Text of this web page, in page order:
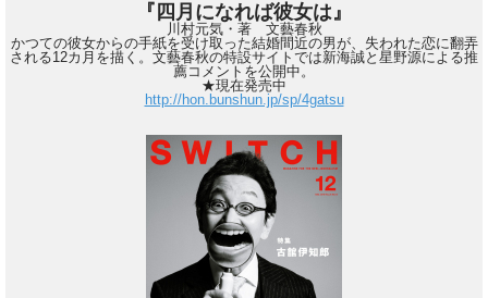
『四月になれば彼女は』
川村元気・著 文藝春秋
かつての彼女からの手紙を受け取った結婚間近の男が、失われた恋に翻弄
される12カ月を描く。文藝春秋の特設サイトでは新海誠と星野源による推
薦コメントを公開中。
★現在発売中
http://hon.bunshun.jp/sp/4gatsu